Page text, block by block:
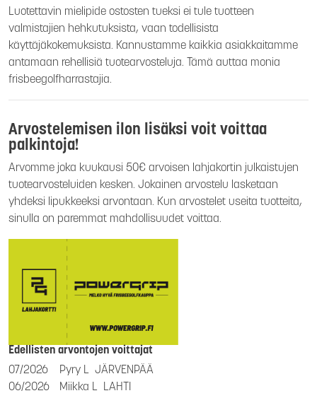
Luotettavin mielipide ostosten tueksi ei tule tuotteen
valmistajien hehkutuksista, vaan todellisista
käyttäjäkokemuksista. Kannustamme kaikkia asiakkaitamme
antamaan rehellisiä tuotearvosteluja. Tämä auttaa monia
frisbeegolfharrastajia.
Arvostelemisen ilon lisäksi voit voittaa
palkintoja!
Arvomme joka kuukausi 50€ arvoisen lahjakortin julkaistujen
tuotearvosteluiden kesken. Jokainen arvostelu lasketaan
yhdeksi lipukkeeksi arvontaan. Kun arvostelet useita tuotteita,
sinulla on paremmat mahdollisuudet voittaa.
Edellisten arvontojen voittajat
07/2026
Pyry L JÄRVENPÄÄ
06/2026
Miikka L
LAHTI